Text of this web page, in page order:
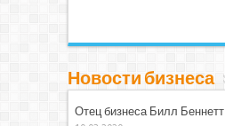
Новости бизнеса
Отец бизнеса Билл Беннетт